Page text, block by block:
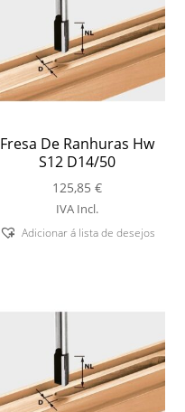
Fresa De Ranhuras Hw
S12 D14/50
125,85€
IVA Incl.
Adicionar á lista de desejos